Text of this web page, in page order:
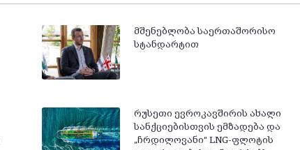
მშენებლობა საერთაშორისო
სტანდარტით
რუსეთი ევროკავშირის ახალი
სანქციებისთვის ემზადება და
„ჩრდილოვანი“ LNG-ფლოტის